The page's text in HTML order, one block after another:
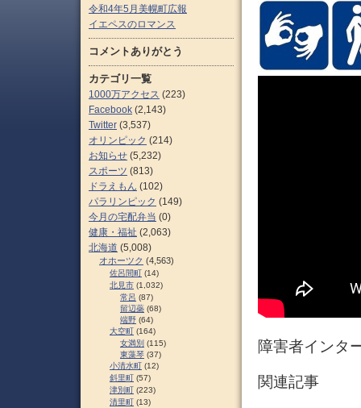
障害者インタ
関連記事
令和4年5月美幌町広報
イエペスのロマンス
コメントありがとう
カテゴリ一覧
1000万アクセス (223)
Facebook (2,143)
Twitter (3,537)
オリンピック (214)
お知らせ (5,232)
スポーツ (813)
ドラえもん (102)
パラリンピック (149)
今月の宅配弁当 (0)
健康・福祉 (2,063)
北海道 (5,008)
オホーツク (4,563)
佐呂間町 (14)
北見市 (1,032)
常呂 (87)
留辺蘂 (68)
端野 (64)
大空町 (164)
女満別 (115)
東藻琴 (37)
小清水町 (12)
斜里町 (57)
津別町 (223)
清里町 (13)